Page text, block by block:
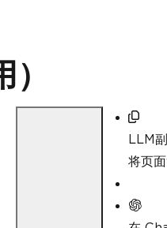
var
// Create a new
// Build the HTML
name in
"</ul>"
LLM
将页